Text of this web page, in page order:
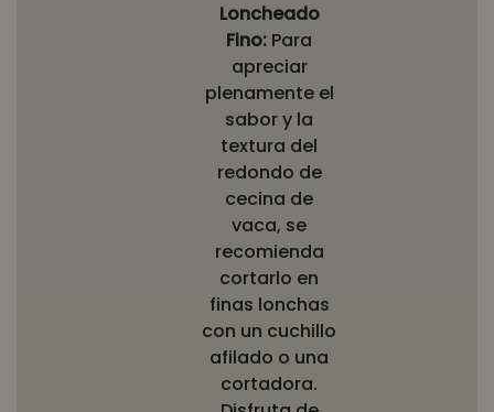
Loncheado
Fino: Para
apreciar
plenamente el
sabor y la
textura del
redondo de
cecina de
vaca, se
recomienda
cortarlo en
finas lonchas
con un cuchillo
afilado o una
cortadora.